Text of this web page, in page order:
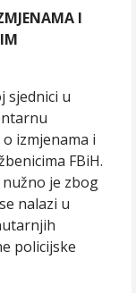
I
sjednici u
izmjenama i
FBiH.
je zbog
nalazi u
policijske